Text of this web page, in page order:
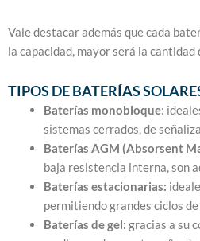
Vale destacar además que cada
la capacidad, mayor será la cantidad
TIPOS DE BATERÍAS
Baterías monobloque:
sistemas cerrados, de
Baterías AGM (Absorsent
baja resistencia interna, son
Baterías estacionarias:
permitiendo grandes ciclos
Baterías de gel: gracias a su